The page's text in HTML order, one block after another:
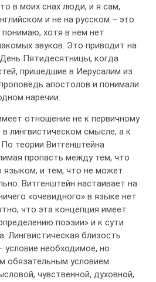
в моих снах люди, и я сам,
и не на русском – это
хотя в нем нет
звуков. Это приводит на
Пятидесятницы, когда
пришедшие в Иерусалим из
апостолов и понимали
наречии.
отношение не к первичному
лингвистическом смысле, а к
теории Витгенштейна
пропасть между тем, что
и тем, что не может
Витгенштейн настаивает на
«очевидного» в языке нет
что эта концепция имеет
поэзии» и к сути
Лингвистическая близость
условие необходимое, но
обязательным условием
чувственной, духовной,